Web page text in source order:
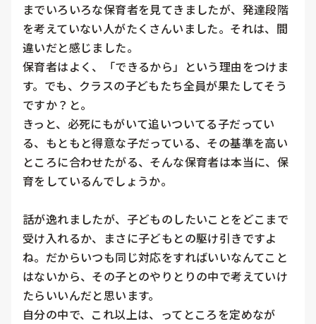
までいろいろな保育者を見てきましたが、発達段階
を考えていない人がたくさんいました。それは、間
違いだと感じました。
保育者はよく、「できるから」という理由をつけま
す。でも、クラスの子どもたち全員が果たしてそう
ですか？と。
きっと、必死にもがいて追いついてる子だってい
る、もともと得意な子だっている、その基準を高い
ところに合わせたがる、そんな保育者は本当に、保
育をしているんでしょうか。
話が逸れましたが、子どものしたいことをどこまで
受け入れるか、まさに子どもとの駆け引きですよ
ね。だからいつも同じ対応をすればいいなんてこと
はないから、その子とのやりとりの中で考えていけ
たらいいんだと思います。
自分の中で、これ以上は、ってところを定めなが